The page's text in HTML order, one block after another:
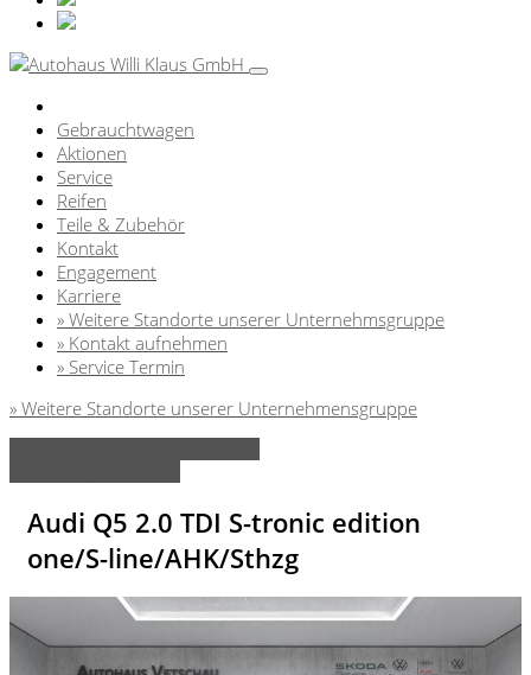
Gebrauchtwagen
Aktionen
Service
Reifen
Teile & Zubehör
Kontakt
Engagement
Karriere
» Weitere Standorte unserer Unternehmsgruppe
» Kontakt aufnehmen
» Service Termin
» Weitere Standorte unserer Unternehmensgruppe
Audi Q5 2.0 TDI S-tronic edition
one/S-line/AHK/Sthzg